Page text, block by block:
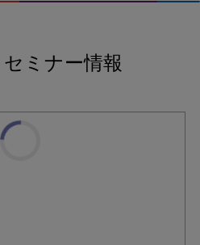
ミナー情報